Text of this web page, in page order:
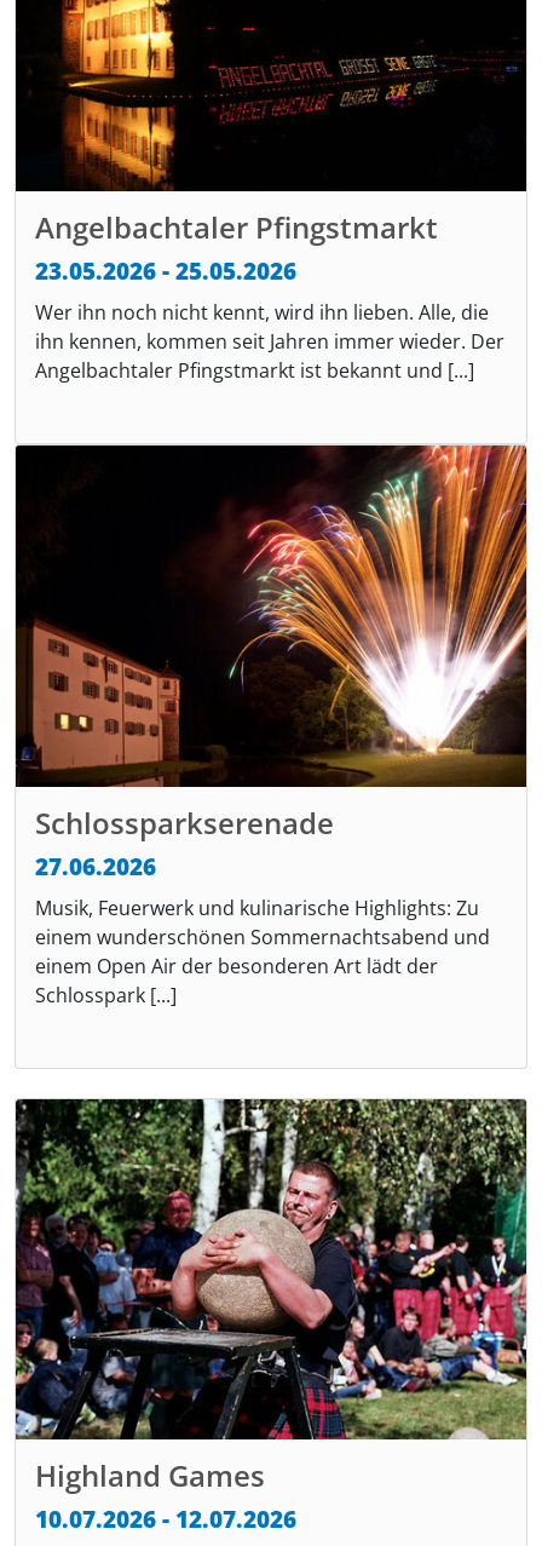
Angelbachtaler Pfingstmarkt
23.05.2026 - 25.05.2026
Wer ihn noch nicht kennt, wird ihn lieben. Alle, die
ihn kennen, kommen seit Jahren immer wieder. Der
Angelbachtaler Pfingstmarkt ist bekannt und [...]
Schlossparkserenade
27.06.2026
Musik, Feuerwerk und kulinarische Highlights: Zu
einem wunderschönen Sommernachtsabend und
einem Open Air der besonderen Art lädt der
Schlosspark [...]
Highland Games
10.07.2026 - 12.07.2026